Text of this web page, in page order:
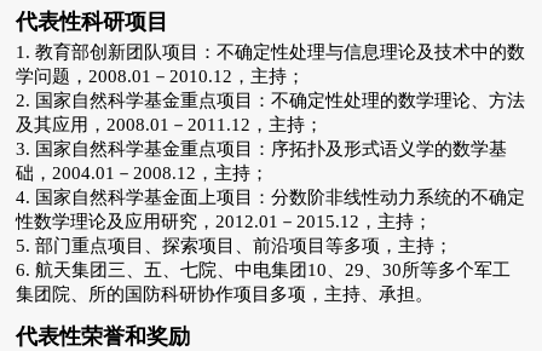
代表性科研项目
1.教育部创新团队项目：不确定性处理与信息理论及技术中的数
学问题，2008.01 －2010.12 ，主持；
2. 国家自然科学基金重点项目：不确定性处理的数学理论、方法
及其应用，2008.01 －2011.12 ，主持；
3. 国家自然科学基金重点项目：序拓扑及形式语义学的数学基
础，2004.01 －2008.12 ，主持；
4. 国家自然科学基金面上项目：分数阶非线性动力系统的不确定
性数学理论及应用研究，2012.01 －2015.12 ，主持；
5.部门重点项目、探索项目、前沿项目等多项，主持；
6.航天集团三、五、七院、中电集团 10、29、30所等多个军工
集团院、所的国防科研协作项目多项，主持、承担。
代表性荣誉和奖励